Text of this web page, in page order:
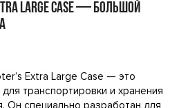
LARGE CASE — БОЛЬШОЙ
Extra Large Case — это
транспортировки и хранения
Он специально разработан для